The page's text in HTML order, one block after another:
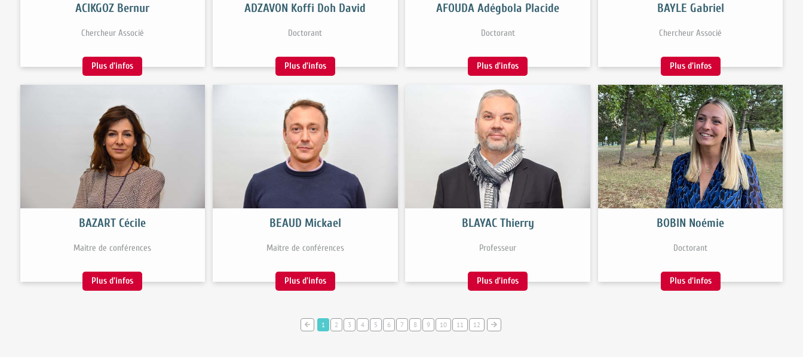
ACIKGOZ Bernur
Chercheur Associé
Plus d'infos
ADZAVON Koffi Doh David
Doctorant
Plus d'infos
AFOUDA Adégbola Placide
Doctorant
Plus d'infos
BAYLE Gabriel
Chercheur Associé
Plus d'infos
BAZART Cécile
Maitre de conférences
Plus d'infos
BEAUD Mickael
Maitre de conférences
Plus d'infos
BLAYAC Thierry
Professeur
Plus d'infos
BOBIN Noémie
Doctorant
Plus d'infos
1 2 3 4 5 6 7 8 9 10 11 12